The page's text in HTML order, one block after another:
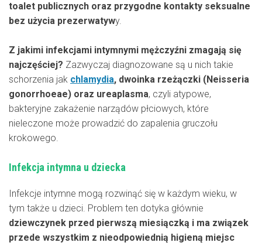
toalet publicznych oraz przygodne kontakty seksualne
bez użycia prezerwatywy.
Z jakimi infekcjami intymnymi mężczyźni zmagają się
najczęściej? Zazwyczaj diagnozowane są u nich takie
schorzenia jak chlamydia, dwoinka rzeżączki (Neisseria
gonorrhoeae) oraz ureaplasma, czyli atypowe,
bakteryjne zakażenie narządów płciowych, które
nieleczone może prowadzić do zapalenia gruczołu
krokowego.
Infekcja intymna u dziecka
Infekcje intymne mogą rozwinąć się w każdym wieku, w
tym także u dzieci. Problem ten dotyka głównie
dziewczynek przed pierwszą miesiączką i ma związek
przede wszystkim z nieodpowiednią higieną miejsc